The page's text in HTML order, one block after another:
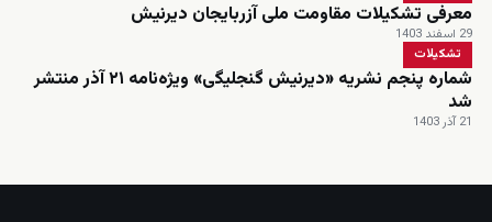
معرفی تشکیلات مقاومت ملی آزربایجان دیرنیش
29 اسفند 1403
تشکیلات
شماره پنجم نشریه «دیرنیش گنجلیگی» ویژه‌نامه ۲۱ آذر منتشر
شد
21 آذر 1403